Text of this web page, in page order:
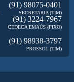
(91) 98075-0401
SECRETARIA (TIM)
(91) 3224-7967
CEDECA EMAÚS (FIXO)
(91) 98938-3797
PROSSOL (TIM)